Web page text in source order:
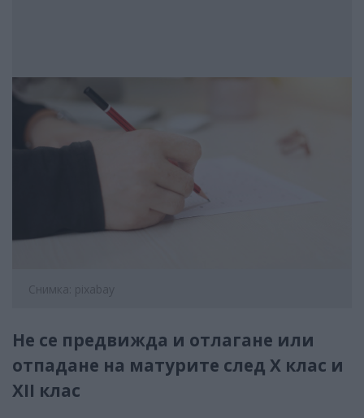
Снимка: pixabay
Не се предвижда и отлагане или
отпадане на матурите след X клас и
XII клас